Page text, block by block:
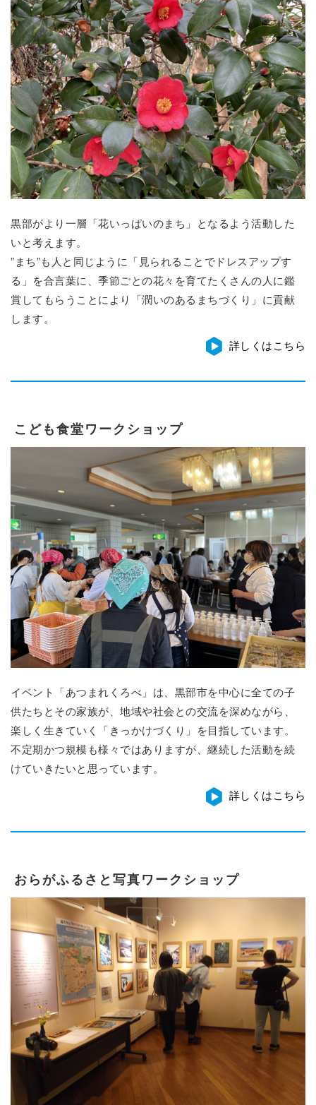
黒部がより一層「花いっぱいのまち」となるよう活動した
いと考えます。
”まち”も人と同じように「見られることでドレスアップす
る」を合言葉に、季節ごとの花々を育てたくさんの人に鑑
賞してもらうことにより「潤いのあるまちづくり」に貢献
します。
詳しくはこちら
こども食堂ワークショップ
イベント「あつまれくろべ」は、黒部市を中心に全ての子
供たちとその家族が、地域や社会との交流を深めながら、
楽しく生きていく「きっかけづくり」を目指しています。
不定期かつ規模も様々ではありますが、継続した活動を続
けていきたいと思っています。
詳しくはこちら
おらがふるさと写真ワークショップ